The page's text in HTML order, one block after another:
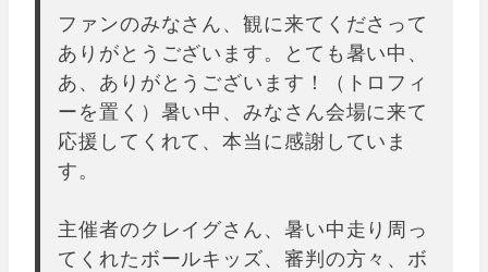
ファンのみなさん、観に来てくださって
ありがとうございます。とても暑い中、
あ、ありがとうございます！（トロフィ
ーを置く）暑い中、みなさん会場に来て
応援してくれて、本当に感謝していま
す。
主催者のクレイグさん、暑い中走り周っ
てくれたボールキッズ、審判の方々、ボ